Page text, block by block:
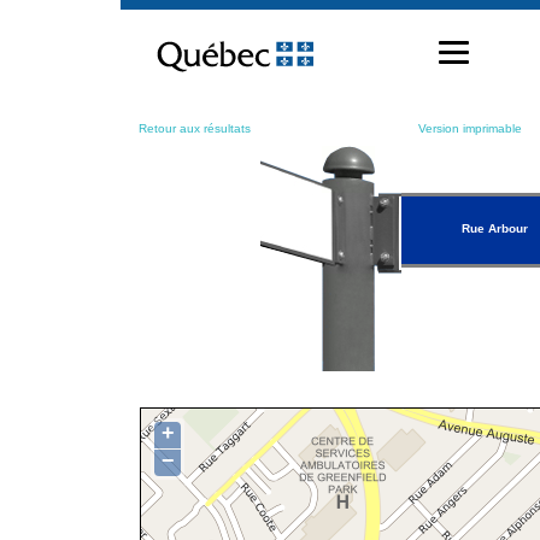
contenu
Retour aux résultats Version imprimable
Rue Arbour
+
−